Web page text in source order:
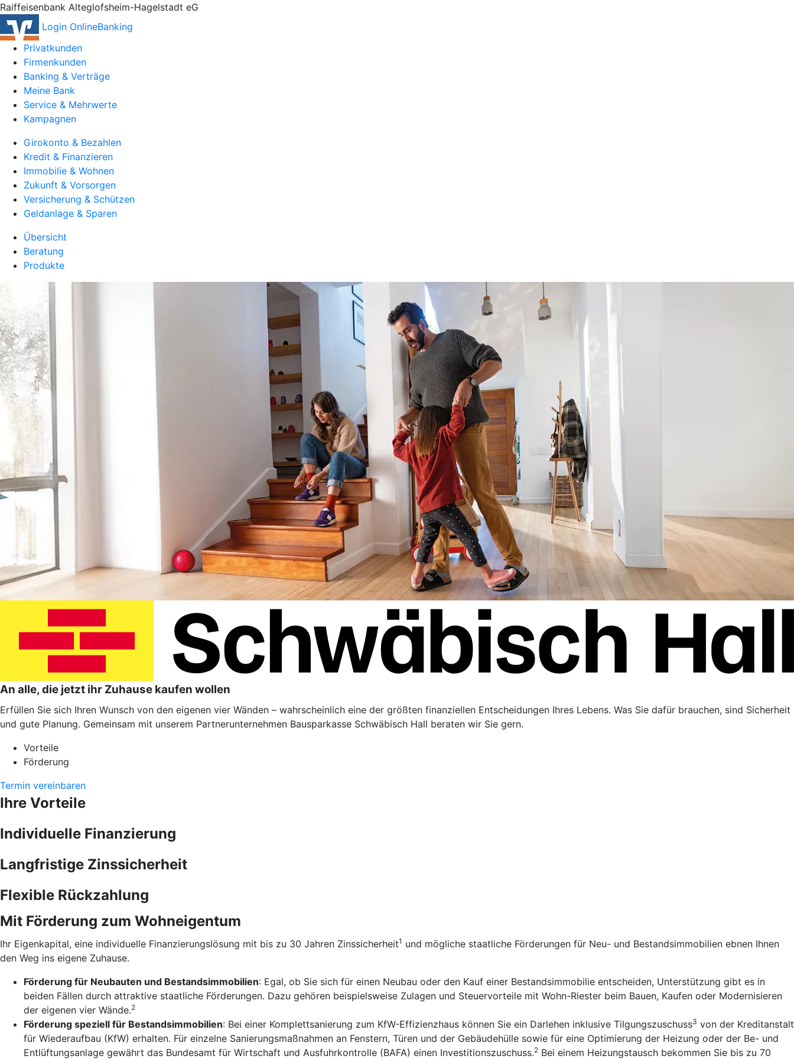
Raiffeisenbank Alteglofsheim-Hagelstadt eG
Login OnlineBanking
Privatkunden
Firmenkunden
Banking & Verträge
Meine Bank
Service & Mehrwerte
Kampagnen
Girokonto & Bezahlen
Kredit & Finanzieren
Immobilie & Wohnen
Zukunft & Vorsorgen
Versicherung & Schützen
Geldanlage & Sparen
Übersicht
Beratung
Produkte
An alle, die jetzt ihr Zuhause kaufen wollen
Erfüllen Sie sich Ihren Wunsch von den eigenen vier Wänden – wahrscheinlich eine der größten finanziellen Entscheidungen Ihres Lebens. Was Sie dafür brauchen, sind Sicherheit
und gute Planung. Gemeinsam mit unserem Partnerunternehmen Bausparkasse Schwäbisch Hall beraten wir Sie gern.
Vorteile
Förderung
Termin vereinbaren
Ihre Vorteile
Individuelle Finanzierung
Langfristige Zinssicherheit
Flexible Rückzahlung
Mit Förderung zum Wohneigentum
Ihr Eigenkapital, eine individuelle Finanzierungslösung mit bis zu 30 Jahren Zinssicherheit1 und mögliche staatliche Förderungen für Neu- und Bestandsimmobilien ebnen Ihnen
den Weg ins eigene Zuhause.
Förderung für Neubauten und Bestandsimmobilien: Egal, ob Sie sich für einen Neubau oder den Kauf einer Bestandsimmobilie entscheiden, Unterstützung gibt es in
beiden Fällen durch attraktive staatliche Förderungen. Dazu gehören beispielsweise Zulagen und Steuervorteile mit Wohn-Riester beim Bauen, Kaufen oder Modernisieren
der eigenen vier Wände.2
Förderung speziell für Bestandsimmobilien: Bei einer Komplettsanierung zum KfW-Effizienzhaus können Sie ein Darlehen inklusive Tilgungszuschuss3 von der Kreditanstalt
für Wiederaufbau (KfW) erhalten. Für einzelne Sanierungsmaßnahmen an Fenstern, Türen und der Gebäudehülle sowie für eine Optimierung der Heizung oder der Be- und
Entlüftungsanlage gewährt das Bundesamt für Wirtschaft und Ausfuhrkontrolle (BAFA) einen Investitionszuschuss.2 Bei einem Heizungstausch bekommen Sie bis zu 70